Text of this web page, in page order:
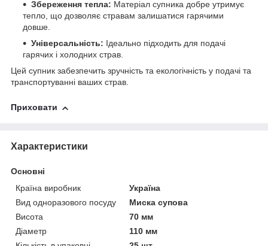
Збереження тепла: Матеріал супника добре утримує
тепло, що дозволяє стравам залишатися гарячими
довше.
Універсальність: Ідеально підходить для подачі
гарячих і холодних страв.
Цей супник забезпечить зручність та екологічність у подачі та
транспортуванні ваших страв.
Приховати
Характеристики
Основні
Країна виробник
Україна
Вид одноразового посуду
Миска супова
Висота
70 мм
Діаметр
110 мм